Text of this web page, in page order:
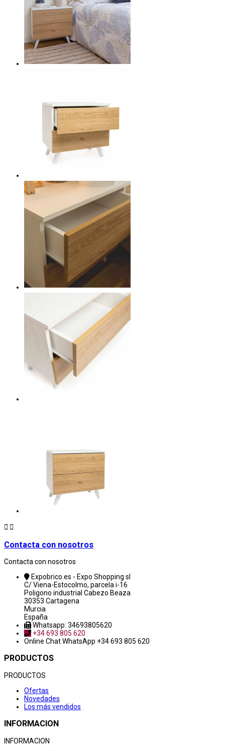
 
Contacta con nosotros
Contacta con nosotros
Expobrico.es - Expo Shopping sl
C/ Viena-Estocolmo, parcela i-16
Poligono industrial Cabezo Beaza
30353 Cartagena
Murcia
España
Whatsapp: 34693805620
+34 693 805 620
Online ChatWhatsApp +34 693 805 620
PRODUCTOS
PRODUCTOS
Ofertas
Novedades
Los más vendidos
INFORMACION
INFORMACION